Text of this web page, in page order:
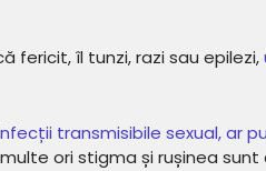
fericit, îl tunzi, razi sau epilezi,
transmisibile sexual, ar
ori stigma și rușinea